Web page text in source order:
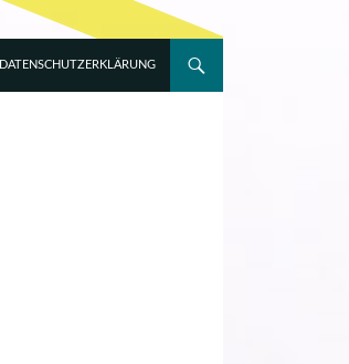
DATENSCHUTZERKLÄRUNG